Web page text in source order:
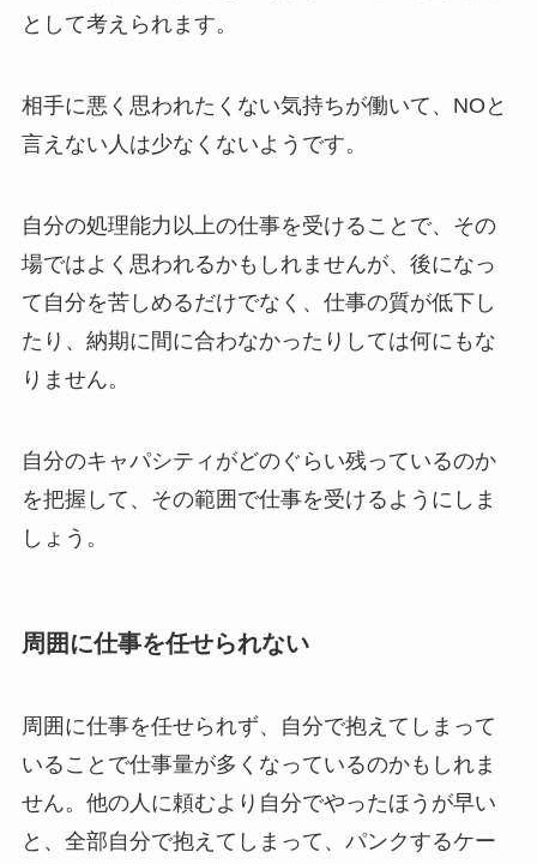
として考えられます。
相手に悪く思われたくない気持ちが働いて、NOと
言えない人は少なくないようです。
自分の処理能力以上の仕事を受けることで、その
場ではよく思われるかもしれませんが、後になっ
て自分を苦しめるだけでなく、仕事の質が低下し
たり、納期に間に合わなかったりしては何にもな
りません。
自分のキャパシティがどのぐらい残っているのか
を把握して、その範囲で仕事を受けるようにしま
しょう。
周囲に仕事を任せられない
周囲に仕事を任せられず、自分で抱えてしまって
いることで仕事量が多くなっているのかもしれま
せん。他の人に頼むより自分でやったほうが早い
と、全部自分で抱えてしまって、パンクするケー